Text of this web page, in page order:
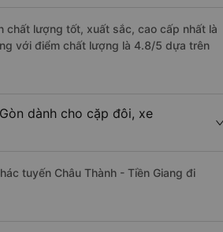
chất lượng tốt, xuất sắc, cao cấp nhất là
với điểm chất lượng là 4.8/5 dựa trên
dành cho cặp đôi, xe
tuyến Châu Thành - Tiền Giang đi